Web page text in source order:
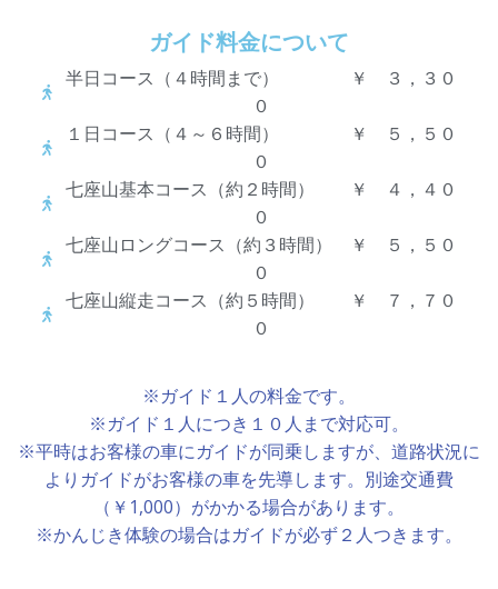
ガイド料金について
半日コース（４時間まで） ￥ ３，３０
０
１日コース（４～６時間） ￥ ５，５０
０
七座山基本コース（約２時間） ￥ ４，４０
０
七座山ロングコース（約３時間） ￥ ５，５０
０
七座山縦走コース（約５時間） ￥ ７，７０
０
※ガイド１人の料金です。
※ガイド１人につき１０人まで対応可。
※平時はお客様の車にガイドが同乗しますが、道路状況に
よりガイドがお客様の車を先導します。別途交通費
（￥1,000）がかかる場合があります。
※かんじき体験の場合はガイドが必ず２人つきます。